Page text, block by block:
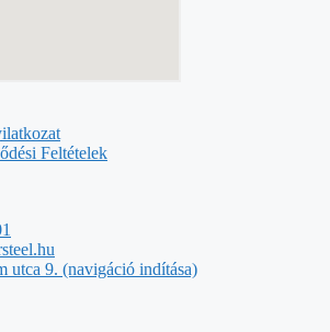
Feltételek
utca 9. (navigáció indítása)